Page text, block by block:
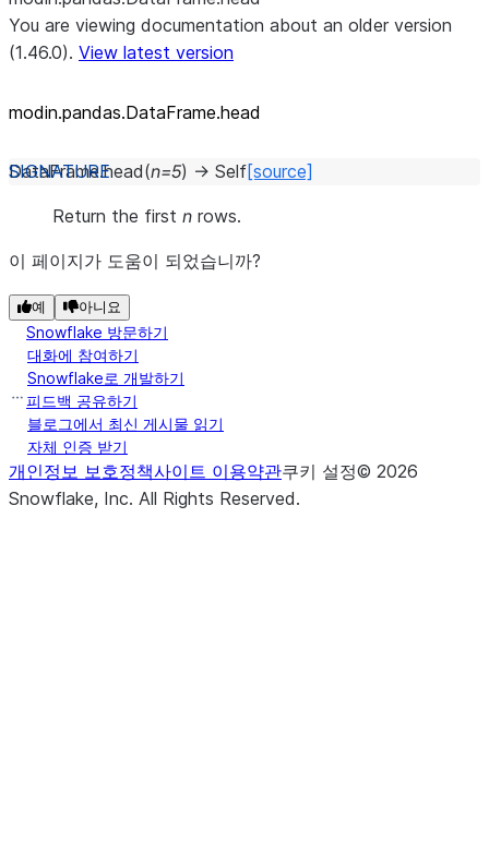
You are viewing documentation about an older version
(1.46.0). View latest version
modin.pandas.DataFrame.head
DataFrame.head(n=5) → Self[source]
Return the first n rows.
이 페이지가 도움이 되었습니까?
예 아니요
Snowflake 방문하기
대화에 참여하기
Snowflake로 개발하기
피드백 공유하기
블로그에서 최신 게시물 읽기
자체 인증 받기
개인정보 보호정책사이트 이용약관쿠키 설정© 2026
Snowflake, Inc. All Rights Reserved.